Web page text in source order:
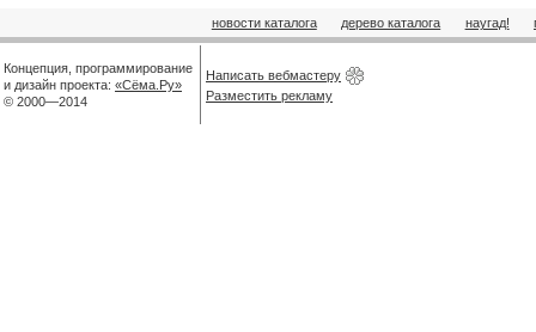
новости каталога дерево каталога наугад!
Концепция, программирование
и дизайн проекта: «Сёма.Ру»
© 2000—2014
Написать вебмастеру
Разместить рекламу